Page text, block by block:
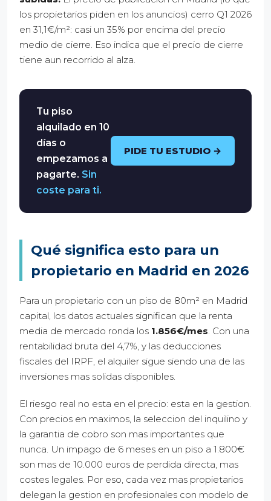
los propietarios piden en los anuncios) cerro Q1 2026
en 31,1€/m²: casi un 35% por encima del precio
medio de cierre. Eso indica que el precio de cierre
tiene aun recorrido al alza.
Tu piso
alquilado en 10
días o
empezamos a
pagarte. Sin
coste para ti.
PIDE TU ESTUDIO →
Qué significa esto para un
propietario en Madrid en 2026
Para un propietario con un piso de 80m² en Madrid
capital, los datos actuales significan que la renta
media de mercado ronda los 1.856€/mes . Con una
rentabilidad bruta del 4,7%, y las deducciones
fiscales del IRPF, el alquiler sigue siendo una de las
inversiones mas solidas disponibles.
El riesgo real no esta en el precio: esta en la gestion.
Con precios en maximos, la seleccion del inquilino y
la garantia de cobro son mas importantes que
nunca. Un impago de 6 meses en un piso a 1.800€
son mas de 10.000 euros de perdida directa, mas
costes legales. Por eso, cada vez mas propietarios
delegan la gestion en profesionales con modelo de